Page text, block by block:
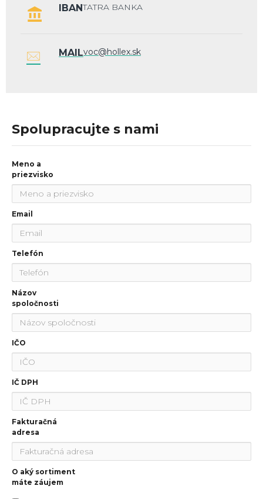
IBANTATRA BANKA
MAILvoc@hollex.sk
Spolupracujte s nami
Meno a
priezvisko
Email
Telefón
Názov
spoločnosti
IČO
IČ DPH
Fakturačná
adresa
O aký sortiment
máte záujem